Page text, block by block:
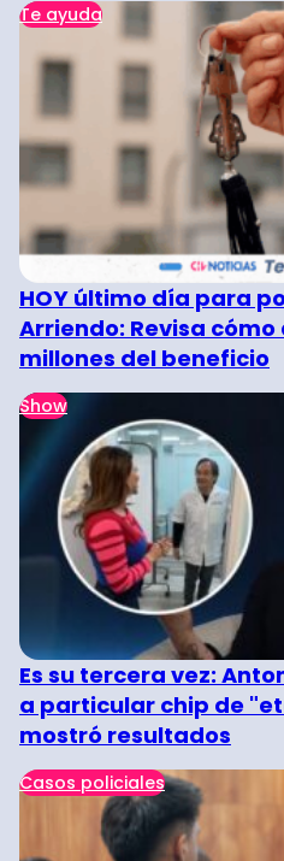
Te ayuda
HOY último día para
Arriendo: Revisa
millones del beneficio
Show
Es su tercera vez:
a particular chip de
mostró resultados
Casos policiales